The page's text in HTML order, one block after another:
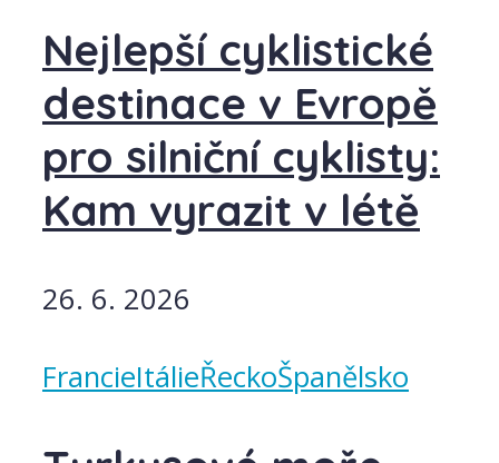
Nejlepší cyklistické
destinace v Evropě
pro silniční cyklisty:
Kam vyrazit v létě
26. 6. 2026
FrancieItálieŘeckoŠpanělsko